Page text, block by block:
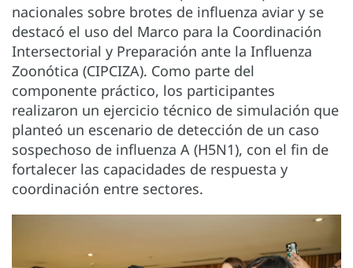
nacionales sobre brotes de influenza aviar y se
destacó el uso del Marco para la Coordinación
Intersectorial y Preparación ante la Influenza
Zoonótica (CIPCIZA). Como parte del
componente práctico, los participantes
realizaron un ejercicio técnico de simulación que
planteó un escenario de detección de un caso
sospechoso de influenza A (H5N1), con el fin de
fortalecer las capacidades de respuesta y
coordinación entre sectores.